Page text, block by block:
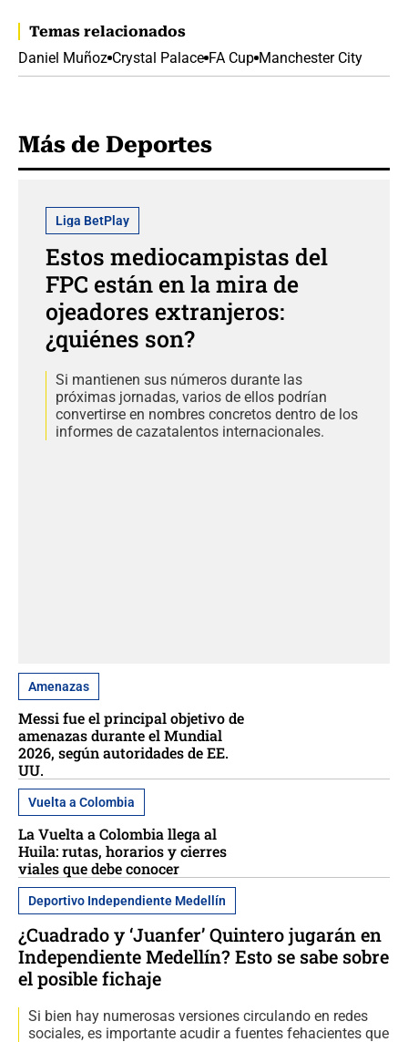
Temas relacionados
Daniel Muñoz Crystal Palace FA Cup Manchester City
Más de Deportes
Liga BetPlay
Estos mediocampistas del
FPC están en la mira de
ojeadores extranjeros:
¿quiénes son?
Si mantienen sus números durante las
próximas jornadas, varios de ellos podrían
convertirse en nombres concretos dentro de los
informes de cazatalentos internacionales.
Amenazas
Messi fue el principal objetivo de
amenazas durante el Mundial
2026, según autoridades de EE.
UU.
Vuelta a Colombia
La Vuelta a Colombia llega al
Huila: rutas, horarios y cierres
viales que debe conocer
Deportivo Independiente Medellín
¿Cuadrado y ‘Juanfer’ Quintero jugarán en
Independiente Medellín? Esto se sabe sobre
el posible fichaje
Si bien hay numerosas versiones circulando en redes
sociales, es importante acudir a fuentes fehacientes que